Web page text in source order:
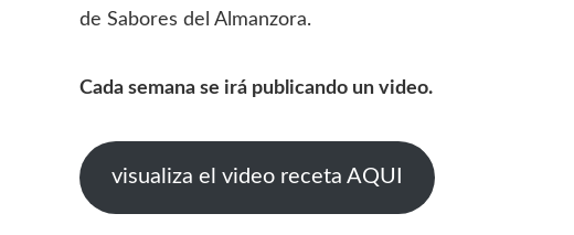
de Sabores del Almanzora.
Cada semana se irá publicando un video.
visualiza el video receta AQUI